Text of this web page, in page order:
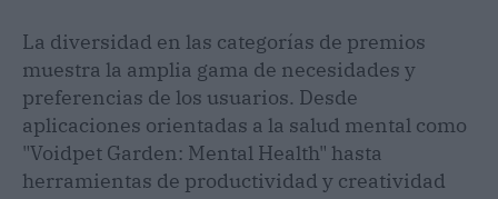
La diversidad en las categorías de premios
muestra la amplia gama de necesidades y
preferencias de los usuarios. Desde
aplicaciones orientadas a la salud mental como
"Voidpet Garden: Mental Health" hasta
herramientas de productividad y creatividad